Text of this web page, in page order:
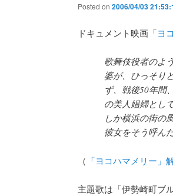
Posted on 2006/04/03
ドキュメント映画「ヨ
歌舞伎役者のよ
婆が、ひっそり
ず、戦後50年間
の美人娼婦とし
しか横浜の街の
彼女をそう呼んだ
（ 「ヨコハマメリー」
主題歌は「伊勢崎町ブ